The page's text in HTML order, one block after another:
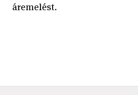
áremelést.